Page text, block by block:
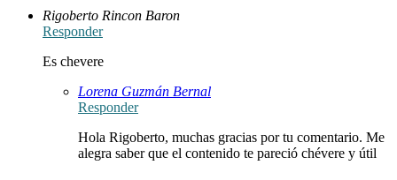
Rigoberto Rincon Baron
Responder
Es chevere
Lorena Guzmán Bernal
Responder
Hola Rigoberto, muchas gracias por tu comentario. Me
alegra saber que el contenido te pareció chévere y útil